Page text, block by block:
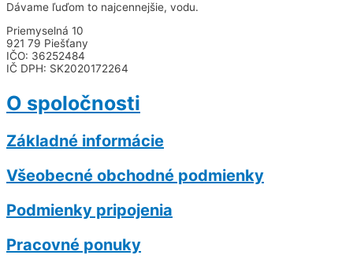
Dávame ľuďom to najcennejšie, vodu.
Priemyselná 10
921 79 Piešťany
IČO: 36252484
IČ DPH: SK2020172264
O spoločnosti
Základné informácie
Všeobecné obchodné podmienky
Podmienky pripojenia
Pracovné ponuky